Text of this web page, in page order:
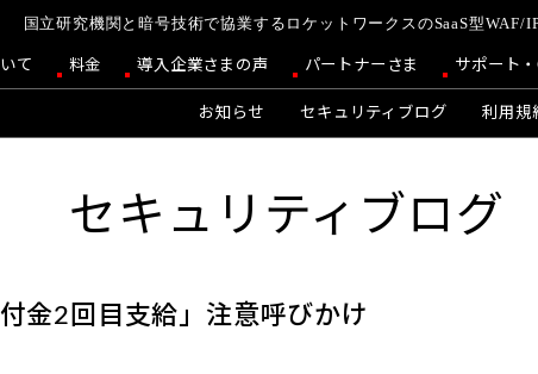
国立研究機関と暗号技術で協業するロケットワークスのSaaS型WAF/
て 料金 導入企業さまの声 パートナーさま サポート
お知らせ セキュリティブログ 利用規
セキュリティブログ
金2回目支給」注意呼びかけ